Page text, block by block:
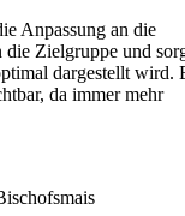
Anpassung an die
Zielgruppe und
dargestellt wird.
da immer mehr